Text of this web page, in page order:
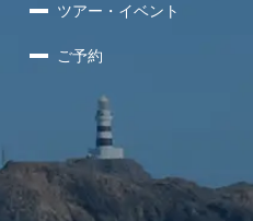
ツアー・イベント
ご予約